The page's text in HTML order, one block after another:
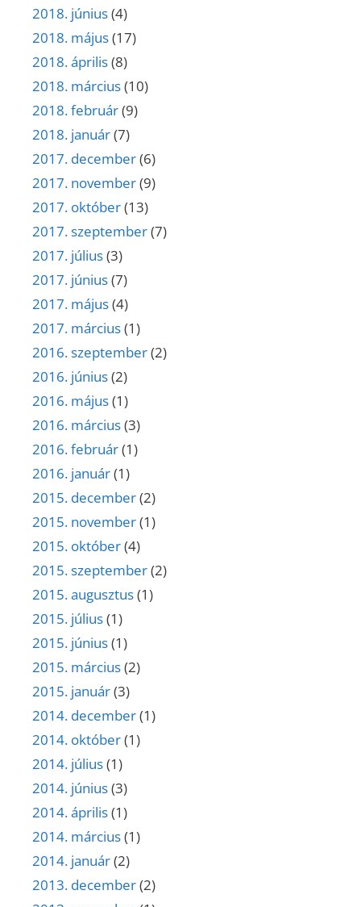
2018. június(4)
2018. május(17)
2018. április(8)
2018. március(10)
2018. február(9)
2018. január(7)
2017. december(6)
2017. november(9)
2017. október(13)
2017. szeptember(7)
2017. július(3)
2017. június(7)
2017. május(4)
2017. március(1)
2016. szeptember(2)
2016. június(2)
2016. május(1)
2016. március(3)
2016. február(1)
2016. január(1)
2015. december(2)
2015. november(1)
2015. október(4)
2015. szeptember(2)
2015. augusztus(1)
2015. július(1)
2015. június(1)
2015. március(2)
2015. január(3)
2014. december(1)
2014. október(1)
2014. július(1)
2014. június(3)
2014. április(1)
2014. március(1)
2014. január(2)
2013. december(2)